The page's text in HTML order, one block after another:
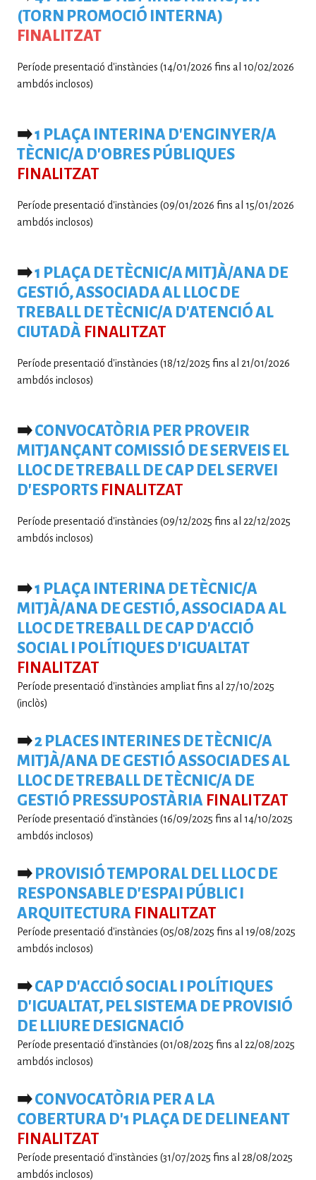
(TORN PROMOCIÓ INTERNA)
FINALITZAT
Període presentació d'instàncies (14/01/2026 fins al 10/02/2026
ambdós inclosos)
➡️1 PLAÇA INTERINA D'ENGINYER/A
TÈCNIC/A D'OBRES PÚBLIQUES
FINALITZAT
Període presentació d'instàncies (09/01/2026 fins al 15/01/2026
ambdós inclosos)
➡️1 PLAÇA DE TÈCNIC/A MITJÀ/ANA DE
GESTIÓ, ASSOCIADA AL LLOC DE
TREBALL DE TÈCNIC/A D'ATENCIÓ AL
CIUTADÀ FINALITZAT
Període presentació d'instàncies (18/12/2025 fins al 21/01/2026
ambdós inclosos)
➡️CONVOCATÒRIA PER PROVEIR
MITJANÇANT COMISSIÓ DE SERVEIS EL
LLOC DE TREBALL DE CAP DEL SERVEI
D'ESPORTS FINALITZAT
Període presentació d'instàncies (09/12/2025 fins al 22/12/2025
ambdós inclosos)
➡️1 PLAÇA INTERINA DE TÈCNIC/A
MITJÀ/ANA DE GESTIÓ, ASSOCIADA AL
LLOC DE TREBALL DE CAP D'ACCIÓ
SOCIAL I POLÍTIQUES D'IGUALTAT
FINALITZAT
Període presentació d'instàncies ampliat fins al 27/10/2025
(inclòs)
➡️2 PLACES INTERINES DE TÈCNIC/A
MITJÀ/ANA DE GESTIÓ ASSOCIADES AL
LLOC DE TREBALL DE TÈCNIC/A DE
GESTIÓ PRESSUPOSTÀRIA FINALITZAT
Període presentació d'instàncies (16/09/2025 fins al 14/10/2025
ambdós inclosos)
➡️ PROVISIÓ TEMPORAL DEL LLOC DE
RESPONSABLE D'ESPAI PÚBLIC I
ARQUITECTURA FINALITZAT
Període presentació d'instàncies (05/08/2025 fins al 19/08/2025
ambdós inclosos)
➡️CAP D'ACCIÓ SOCIAL I POLÍTIQUES
D'IGUALTAT, PEL SISTEMA DE PROVISIÓ
DE LLIURE DESIGNACIÓ
Període presentació d'instàncies (01/08/2025 fins al 22/08/2025
ambdós inclosos)
➡️CONVOCATÒRIA PER A LA
COBERTURA D'1 PLAÇA DE DELINEANT
FINALITZAT
Període presentació d'instàncies (31/07/2025 fins al 28/08/2025
ambdós inclosos)